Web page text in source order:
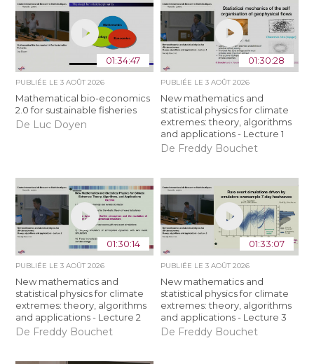
01:34:47
PUBLIÉE LE3 AOÛT 2026
Mathematical bio-economics
2.0 for sustainable fisheries
De Luc Doyen
01:30:28
PUBLIÉE LE 3 AOÛT 2026
New mathematics and
statistical physics for climate
extremes: theory, algorithms
and applications - Lecture 1
De Freddy Bouchet
01:30:14
PUBLIÉE LE3 AOÛT 2026
New mathematics and
statistical physics for climate
extremes: theory, algorithms
and applications - Lecture 2
De Freddy Bouchet
01:33:07
PUBLIÉE LE 3 AOÛT 2026
New mathematics and
statistical physics for climate
extremes: theory, algorithms
and applications - Lecture 3
De Freddy Bouchet